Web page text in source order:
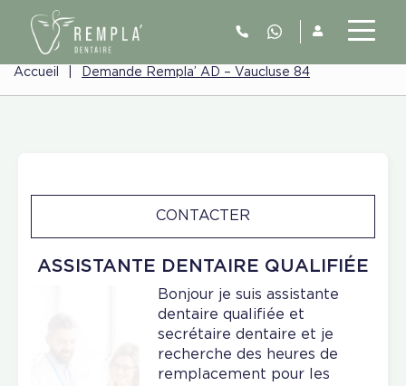
Accueil Demande Rempla’ AD – Vaucluse 84
ASSISTANTE DENTAIRE QUALIFIÉE
CONTACTER
Bonjour je suis assistante
dentaire qualifiée et
secrétaire dentaire et je
recherche des heures de
remplacement pour les